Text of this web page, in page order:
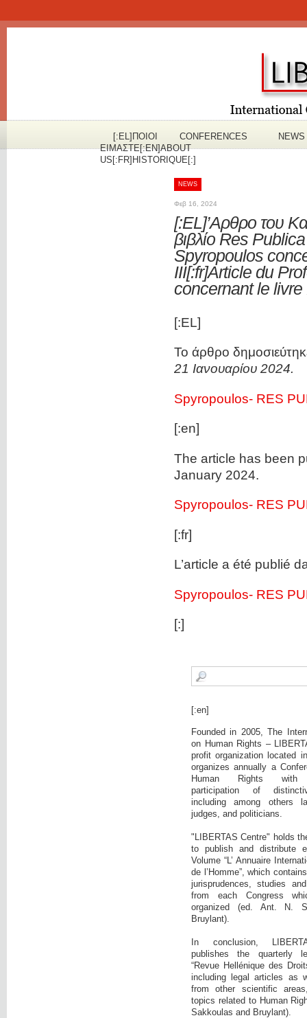
[:EL]ΠOΙΟΙ
ΕΙΜΑΣΤΕ[:EN]ABOUT
US[:FR]HISTORIQUE[:]
CONFERENCES NEWS
NEWS
Φεβ 16, 2024
[:EL]’Αρθρο του
βιβλίο Res
Spyropoulos
III[:fr]Article du
concernant le
[:EL]
Το άρθρο
21 Ιανουαρίου 2024.
Spyropoulos- RES
[:en]
Τhe article has been
January 2024.
Spyropoulos- RES
[:fr]
L’article a été publié
Spyropoulos- RES
[:]
[:en]
Founded in 2005, The
on Human Rights –
profit organization located
organizes annually a
Human Rights with
participation of
including among others
judges, and politicians.
"LIBERTAS Centre" holds
to publish and distribute
Volume “L’ Annuaire
de l’Homme”, which
jurisprudences, studies
from each Congress
organized (ed. Ant. N.
Bruylant).
In conclusion,
publishes the quarterly
“Revue Hellénique des
including legal articles as
from other scientific
topics related to Human
Sakkoulas and Bruylant).